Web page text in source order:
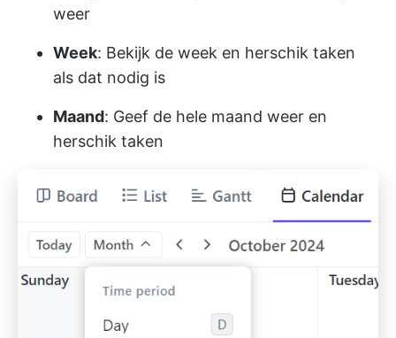
weer
Week: Bekijk de week en herschik taken
als dat nodig is
Maand: Geef de hele maand weer en
herschik taken